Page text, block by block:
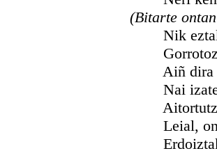
(Bitarte
Nik eztakit
Gorrotoz
Aiñ dira
Nai izatea
Aitortutzen
Leial,
Erdoiztak